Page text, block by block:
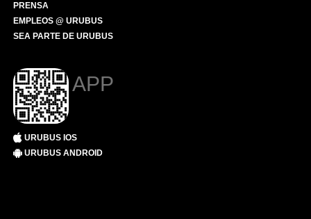
PRENSA
EMPLEOS @ URUBUS
SEA PARTE DE URUBUS
APP
URUBUS IOS
URUBUS ANDROID